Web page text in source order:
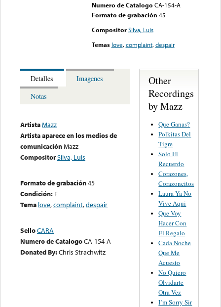
Numero de Catalogo CA-154-A
Formato de grabación 45
Compositor Silva, Luis
Temas love,complaint,despair
Detalles
Imagenes
Notas
ArtistaMazz
Artista aparece en los medios de
comunicaciónMazz
CompositorSilva, Luis
Formato de grabación45
Condición: E
Tema love,complaint,despair
SelloCARA
Numero de CatalogoCA-154-A
Donated By:Chris Strachwitz
Other
Recordings
by Mazz
Que Ganas?
Polkitas Del
Tigre
Solo El
Recuerdo
Corazones,
Corazoncitos
Laura Ya No
Vive Aqui
Que Voy
Hacer Con
El Regalo
Cada Noche
Que Me
Acuesto
No Quiero
Olvidarte
Otra Vez
I’m Sorry Sir